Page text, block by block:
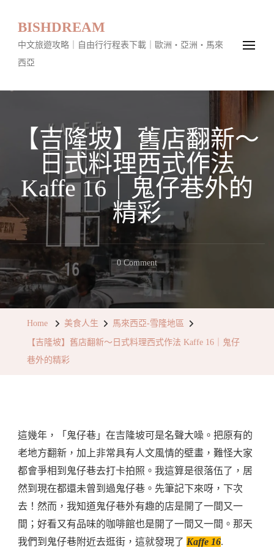
BISHDREAM
中文旅遊攻略｜自由行行程表下載｜歐洲・亞洲・馬來
西亞
【吉隆坡】舊店翻新～
日式料理西式作法
Kaffe 16｜鬼仔巷外的
精彩
0 CommentOn
【吉
隆
式
料
理
西
式
作
法
Home 美食人生 馬來西亞-雪隆地區
【吉隆坡】舊店翻新～日式料理西式作法 Kaffe 16｜鬼仔
巷外的精彩
這幾年，「鬼仔巷」在吉隆坡可是名聲大噪。把原有的
老地方翻新，加上非常具有人文風情的壁畫，難怪大家
都會爭相到鬼仔巷去打卡拍照。我這算是很落伍了，居
然到現在都還未曾到過鬼仔巷。先筆記下來呀，下次
去！然而，我知道鬼仔巷外有趣的店是開了一間又一
間；好看又有品味的咖啡館也是開了一間又一間。那天
我們到鬼仔巷附近去逛街，這就發現了 Kaffe 16.